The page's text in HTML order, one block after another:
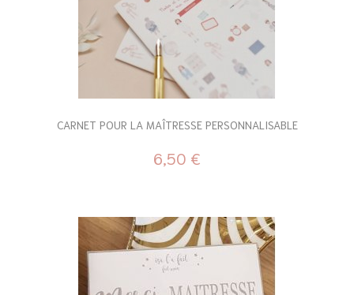
CARNET POUR LA MAÎTRESSE PERSONNALISABLE
6,50 €